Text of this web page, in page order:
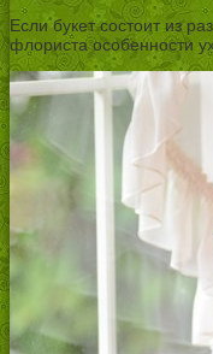
Если букет состоит из
флориста особенности